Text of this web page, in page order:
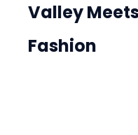
Valley
Fashion